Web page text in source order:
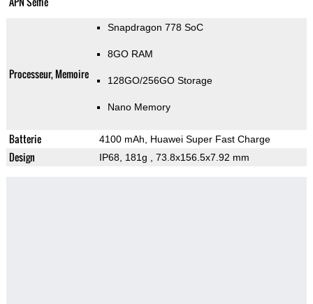
Processeur, Memoire
Snapdragon 778 SoC
8GO RAM
128GO/256GO Storage
Nano Memory
Batterie 4100 mAh, Huawei Super Fast Charge
Design IP68, 181g , 73.8x156.5x7.92 mm